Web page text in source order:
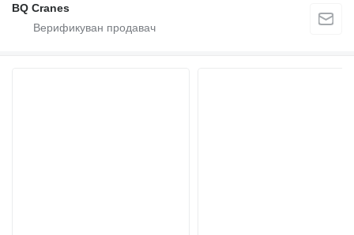
BQ Cranes